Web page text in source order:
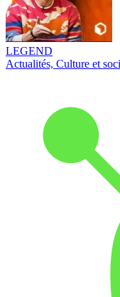
LEGEND
Actualités, Culture et